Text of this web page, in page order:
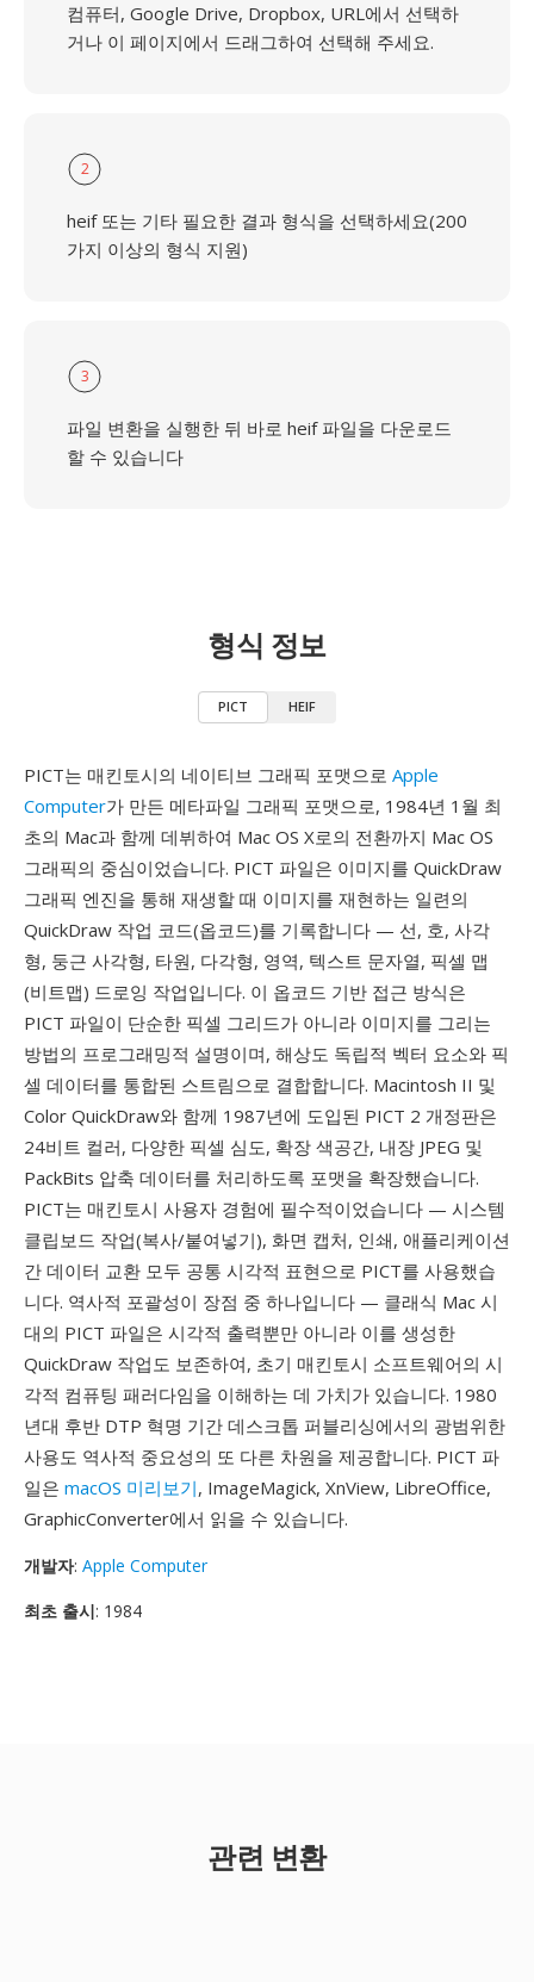
컴퓨터, Google Drive, Dropbox, URL에서 선택하
거나 이 페이지에서 드래그하여 선택해 주세요.
2
heif 또는 기타 필요한 결과 형식을 선택하세요(200
가지 이상의 형식 지원)
3
파일 변환을 실행한 뒤 바로 heif 파일을 다운로드
할 수 있습니다
형식 정보
PICT HEIF
PICT는 매킨토시의 네이티브 그래픽 포맷으로 Apple
Computer가 만든 메타파일 그래픽 포맷으로, 1984년 1월 최
초의 Mac과 함께 데뷔하여 Mac OS X로의 전환까지 Mac OS
그래픽의 중심이었습니다. PICT 파일은 이미지를 QuickDraw
그래픽 엔진을 통해 재생할 때 이미지를 재현하는 일련의
QuickDraw 작업 코드(옵코드)를 기록합니다 — 선, 호, 사각
형, 둥근 사각형, 타원, 다각형, 영역, 텍스트 문자열, 픽셀 맵
(비트맵) 드로잉 작업입니다. 이 옵코드 기반 접근 방식은
PICT 파일이 단순한 픽셀 그리드가 아니라 이미지를 그리는
방법의 프로그래밍적 설명이며, 해상도 독립적 벡터 요소와 픽
셀 데이터를 통합된 스트림으로 결합합니다. Macintosh II 및
Color QuickDraw와 함께 1987년에 도입된 PICT 2 개정판은
24비트 컬러, 다양한 픽셀 심도, 확장 색공간, 내장 JPEG 및
PackBits 압축 데이터를 처리하도록 포맷을 확장했습니다.
PICT는 매킨토시 사용자 경험에 필수적이었습니다 — 시스템
클립보드 작업(복사/붙여넣기), 화면 캡처, 인쇄, 애플리케이션
간 데이터 교환 모두 공통 시각적 표현으로 PICT를 사용했습
니다. 역사적 포괄성이 장점 중 하나입니다 — 클래식 Mac 시
대의 PICT 파일은 시각적 출력뿐만 아니라 이를 생성한
QuickDraw 작업도 보존하여, 초기 매킨토시 소프트웨어의 시
각적 컴퓨팅 패러다임을 이해하는 데 가치가 있습니다. 1980
년대 후반 DTP 혁명 기간 데스크톱 퍼블리싱에서의 광범위한
사용도 역사적 중요성의 또 다른 차원을 제공합니다. PICT 파
일은 macOS 미리보기, ImageMagick, XnView, LibreOffice,
GraphicConverter에서 읽을 수 있습니다.
개발자: Apple Computer
최초 출시: 1984
관련 변환